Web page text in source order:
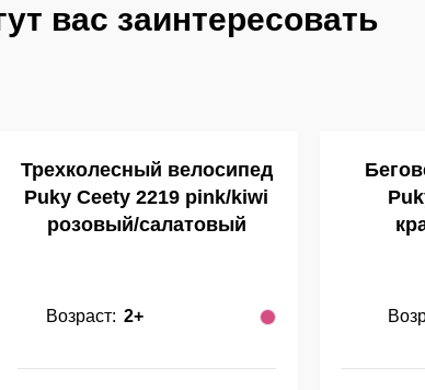
вас заинтересовать
Трехколесный велосипед
Puky Ceety 2219 pink/kiwi
розовый/салатовый
Возраст: 2+